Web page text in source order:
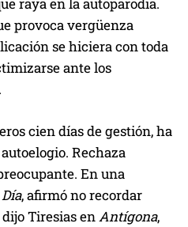
raya en la autoparodia.
provoca vergüenza
se hiciera con toda
ante los
cien días de gestión, ha
Rechaza
En una
, afirmó no recordar
Tiresias enAntígona,